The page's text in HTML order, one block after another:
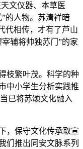
文仪器、本草医
的人物。苏清祥暗
代相传，才有了芦山
辅将帅独苏门”的家
繁叶茂。科学的种
中小学生分析实践推
已将苏颂文化融入
保守文化传承取宣
们推出同安文脉系列